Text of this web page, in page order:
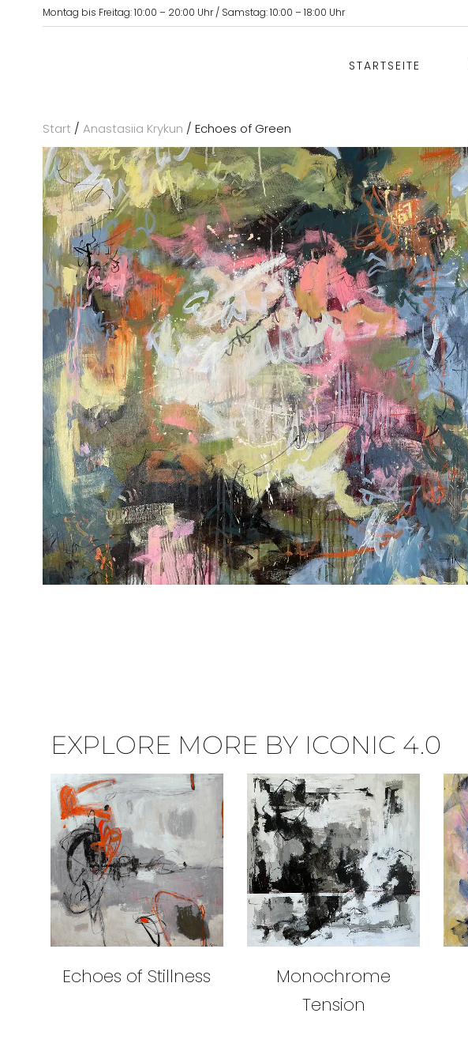
Montag bis Freitag: 10:00 – 20:00 Uhr / Samstag: 10:00 – 18:00 Uhr
STARTSEITE
Start / Anastasiia Krykun / Echoes of Green
EXPLORE MORE BY ICONIC 4.0
Echoes of Stillness
Monochrome
Tension